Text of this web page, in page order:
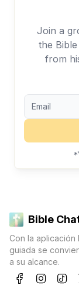
Join a
the
from
Bible
Con la aplicación
guiada se
a su alcance.